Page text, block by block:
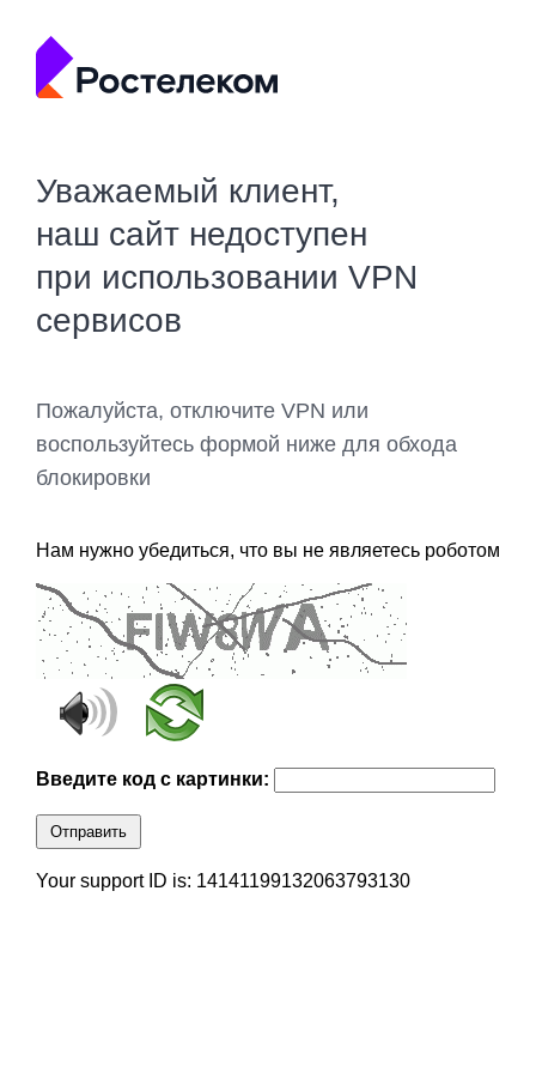
Уважаемый клиент,
наш сайт недоступен
при использовании VPN
сервисов
Пожалуйста, отключите VPN или
воспользуйтесь формой ниже для обхода
блокировки
Нам нужно убедиться, что вы не являетесь роботом
Введите код с картинки:
Отправить
Your support ID is: 14141199132063793130